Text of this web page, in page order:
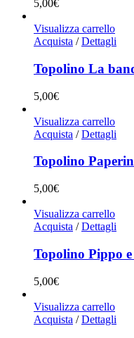
5,00€
Visualizza carrello
Acquista / Dettagli
Topolino La
5,00€
Visualizza carrello
Acquista / Dettagli
Topolino
5,00€
Visualizza carrello
Acquista / Dettagli
Topolino Pippo
5,00€
Visualizza carrello
Acquista / Dettagli